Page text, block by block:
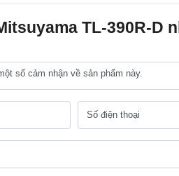
TL-390R-D